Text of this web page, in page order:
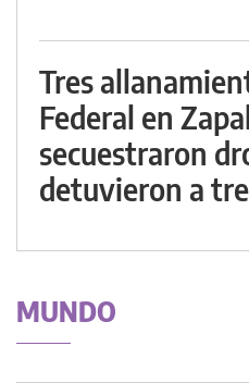
Tres
Federal en
secuestraron
detuvieron a
MUNDO